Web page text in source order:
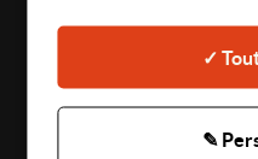
Gestion
✓
✎